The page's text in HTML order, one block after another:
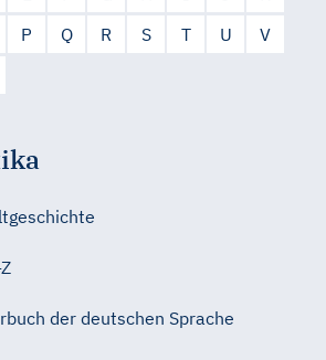
P Q R S T U
V
der deutschen Sprache